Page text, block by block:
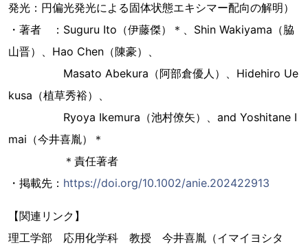
発光：円偏光発光による固体状態エキシマー配向の解明）
・著者 ：Suguru Ito（伊藤傑）＊、Shin Wakiyama（脇
山晋）、Hao Chen（陳豪）、
Masato Abekura（阿部倉優人）、Hidehiro Ue
kusa（植草秀裕）、
Ryoya Ikemura（池村僚矢）、and Yoshitane I
mai（今井喜胤）＊
＊責任著者
・掲載先： https://doi.org/10.1002/anie.202422913
【関連リンク】
理工学部 応用化学科 教授 今井喜胤（イマイヨシタ